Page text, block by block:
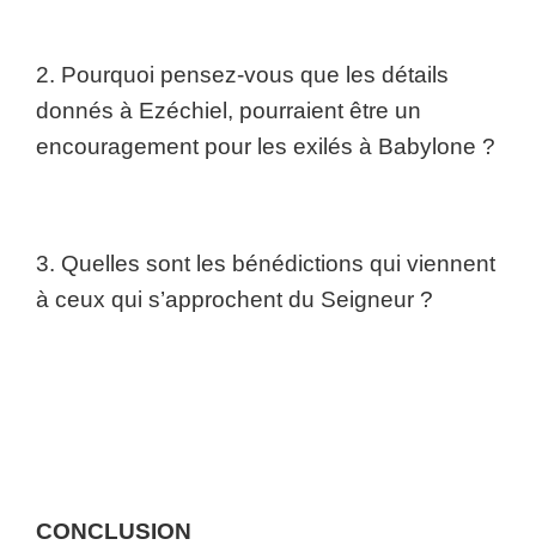
2. Pourquoi pensez-vous que les détails
donnés à Ezéchiel, pourraient être un
encouragement pour les exilés à Babylone ?
3. Quelles sont les bénédictions qui viennent
à ceux qui s’approchent du Seigneur ?
CONCLUSION